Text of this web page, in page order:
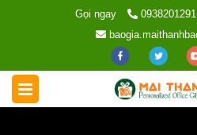
Gọi ngay 0938201291